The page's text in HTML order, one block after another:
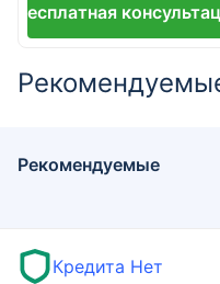
Бесплатная
Рекомендуемые
Кредита Нет